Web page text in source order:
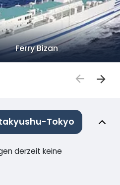
Ferry Bizan
Tokyo
derzeit keine